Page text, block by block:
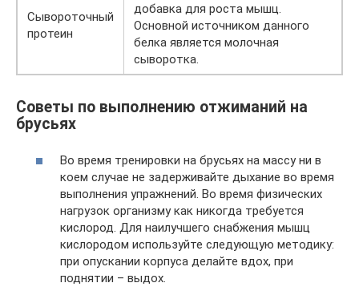
Сывороточный
протеин
добавка для роста мышц.
Основной источником данного
белка является молочная
сыворотка.
Советы по выполнению отжиманий на
брусьях
Во время тренировки на брусьях на массу ни в
коем случае не задерживайте дыхание во время
выполнения упражнений. Во время физических
нагрузок организму как никогда требуется
кислород. Для наилучшего снабжения мышц
кислородом используйте следующую методику:
при опускании корпуса делайте вдох, при
поднятии – выдох.